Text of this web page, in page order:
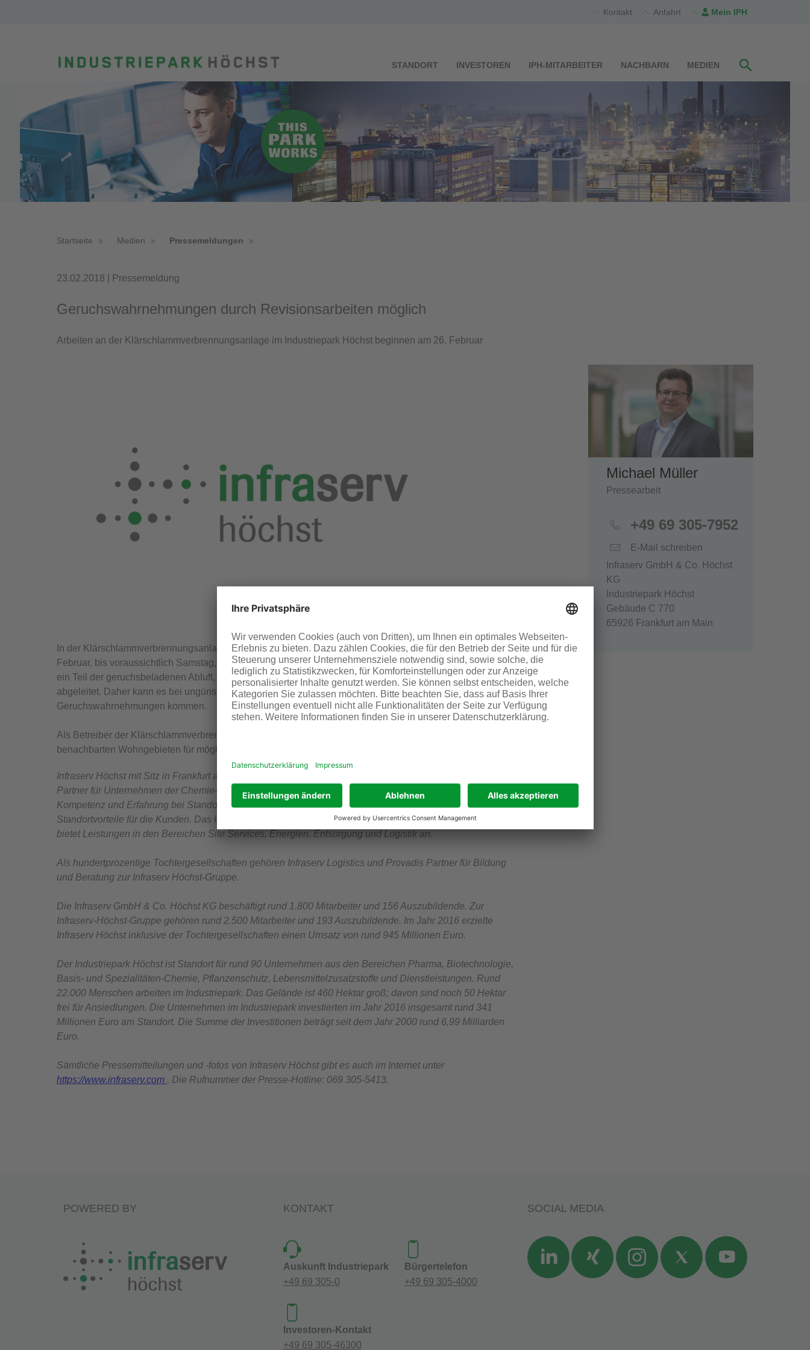
Kontakt Anfahrt Mein IPH
STANDORT INVESTOREN IPH-MITARBEITER NACHBARN MEDIEN
Startseite Medien Pressemeldungen
23.02.2018 | Pressemeldung
Geruchswahrnehmungen durch Revisionsarbeiten möglich
Arbeiten an der Klärschlammverbrennungsanlage im Industriepark Höchst beginnen am 26. Februar
In der Klärschlammverbrennungsanlage des Industrieparks Höchst müssen in der Zeit von Montag, 26.
Februar, bis voraussichtlich Samstag, 31. März, Revisionsarbeiten durchgeführt werden. In dieser Zeit wird
ein Teil der geruchsbeladenen Abluft, die ansonsten der Verbrennung zugeführt wird, über einen Kamin
abgeleitet. Daher kann es bei ungünstigen Witterungsbedingungen in den benachbarten Wohngebieten zu
Geruchswahrnehmungen kommen.
Als Betreiber der Klärschlammverbrennungsanlage bittet Infraserv Höchst die Anwohner in den
benachbarten Wohngebieten für möglicherweise entstehende Belästigungen um Entschuldigung.
Infraserv Höchst mit Sitz in Frankfurt am Main ist als Betreiber technisch anspruchsvoller Infrastrukturen
Partner für Unternehmen der Chemie- und Pharmabranche sowie verwandter Prozessindustrien. Mit
Kompetenz und Erfahrung bei Standortbetrieb, -management und -beratung schafft Infraserv Höchst
Standortvorteile für die Kunden. Das Unternehmen, das unter anderem den Industriepark Höchst betreibt,
bietet Leistungen in den Bereichen Site Services, Energien, Entsorgung und Logistik an.
Als hundertprozentige Tochtergesellschaften gehören Infraserv Logistics und Provadis Partner für Bildung
und Beratung zur Infraserv Höchst-Gruppe.
Die Infraserv GmbH & Co. Höchst KG beschäftigt rund 1.800 Mitarbeiter und 156 Auszubildende. Zur
Infraserv-Höchst-Gruppe gehören rund 2.500 Mitarbeiter und 193 Auszubildende. Im Jahr 2016 erzielte
Infraserv Höchst inklusive der Tochtergesellschaften einen Umsatz von rund 945 Millionen Euro.
Der Industriepark Höchst ist Standort für rund 90 Unternehmen aus den Bereichen Pharma, Biotechnologie,
Basis- und Spezialitäten-Chemie, Pflanzenschutz, Lebensmittelzusatzstoffe und Dienstleistungen. Rund
22.000 Menschen arbeiten im Industriepark. Das Gelände ist 460 Hektar groß; davon sind noch 50 Hektar
frei für Ansiedlungen. Die Unternehmen im Industriepark investierten im Jahr 2016 insgesamt rund 341
Millionen Euro am Standort. Die Summe der Investitionen beträgt seit dem Jahr 2000 rund 6,99 Milliarden
Euro.
Sämtliche Pressemitteilungen und -fotos von Infraserv Höchst gibt es auch im Internet unter
https://www.infraserv.com . Die Rufnummer der Presse-Hotline: 069 305-5413.
Michael Müller
Pressearbeit
+49 69 305-7952
E-Mail schreiben
Infraserv GmbH & Co. Höchst
KG
Industriepark Höchst
Gebäude C 770
65926 Frankfurt am Main
POWERED BY KONTAKT
Auskunft Industriepark
+49 69 305-0
Bürgertelefon
+49 69 305-4000
Investoren-Kontakt
+49 69 305-46300
SOCIAL MEDIA